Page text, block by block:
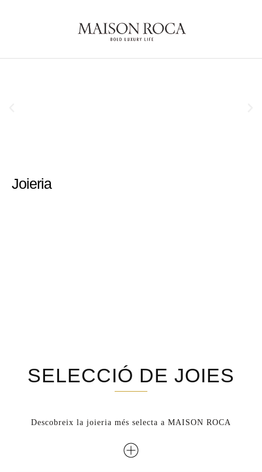
Joieria
SELECCIÓ DE JOIES
Descobreix la joieria més selecta a MAISON ROCA